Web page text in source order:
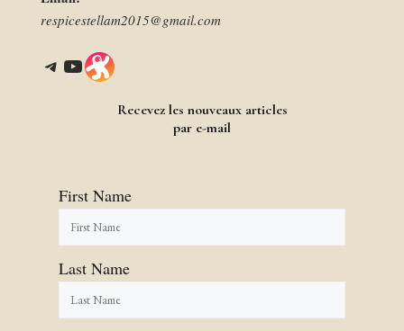
respicestellam2015@gmail.com
Telegram YouTube Link
Recevez les nouveaux articles
par e-mail
First Name
Last Name